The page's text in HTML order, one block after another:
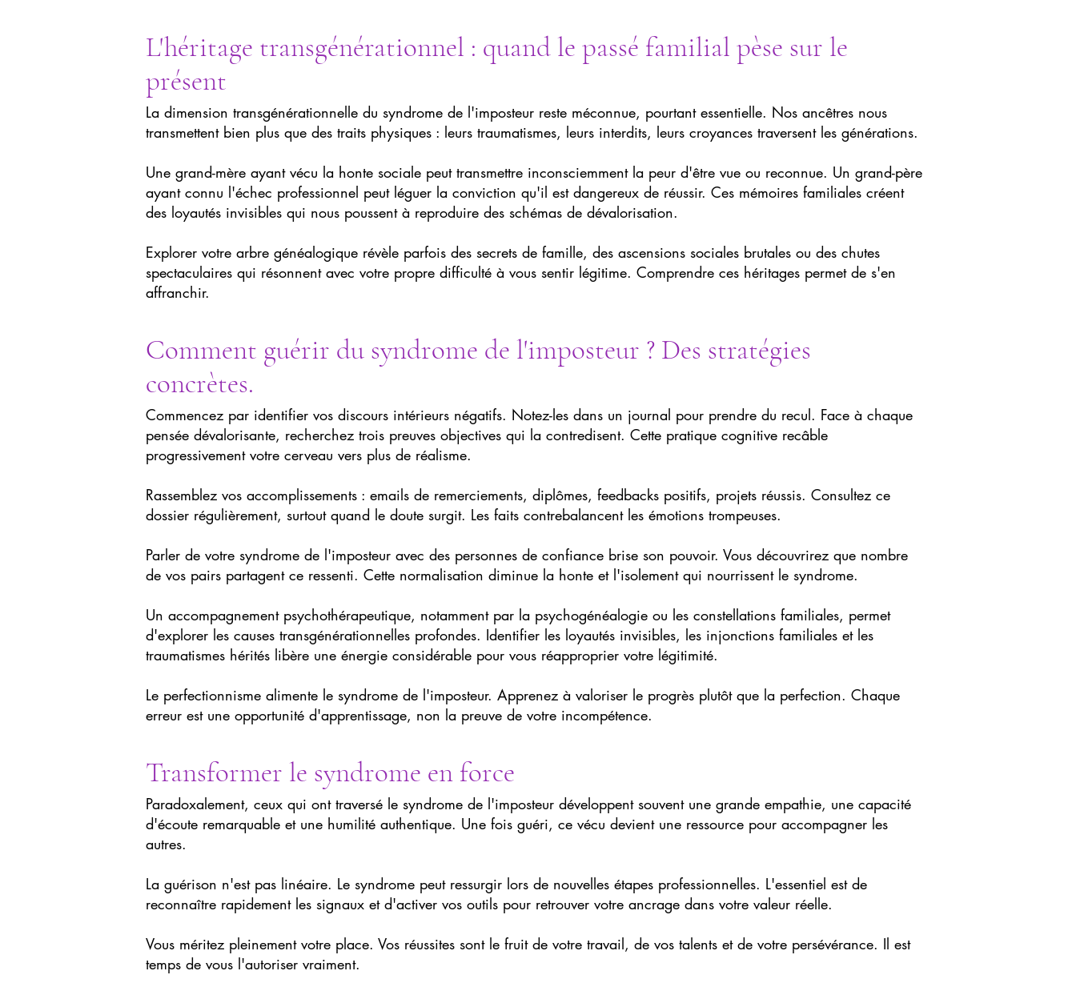
L'héritage transgénérationnel : quand le passé familial pèse sur le
présent
La dimension transgénérationnelle du syndrome de l'imposteur reste méconnue, pourtant essentielle. Nos ancêtres nous
transmettent bien plus que des traits physiques : leurs traumatismes, leurs interdits, leurs croyances traversent les générations.
Une grand-mère ayant vécu la honte sociale peut transmettre inconsciemment la peur d'être vue ou reconnue. Un grand-père
ayant connu l'échec professionnel peut léguer la conviction qu'il est dangereux de réussir. Ces mémoires familiales créent
des loyautés invisibles qui nous poussent à reproduire des schémas de dévalorisation.
Explorer votre arbre généalogique révèle parfois des secrets de famille, des ascensions sociales brutales ou des chutes
spectaculaires qui résonnent avec votre propre difficulté à vous sentir légitime. Comprendre ces héritages permet de s'en
affranchir.
Comment guérir du syndrome de l'imposteur ? Des stratégies
concrètes.
Commencez par identifier vos discours intérieurs négatifs. Notez-les dans un journal pour prendre du recul. Face à chaque
pensée dévalorisante, recherchez trois preuves objectives qui la contredisent. Cette pratique cognitive recâble
progressivement votre cerveau vers plus de réalisme.
Rassemblez vos accomplissements : emails de remerciements, diplômes, feedbacks positifs, projets réussis. Consultez ce
dossier régulièrement, surtout quand le doute surgit. Les faits contrebalancent les émotions trompeuses.
Parler de votre syndrome de l'imposteur avec des personnes de confiance brise son pouvoir. Vous découvrirez que nombre
de vos pairs partagent ce ressenti. Cette normalisation diminue la honte et l'isolement qui nourrissent le syndrome.
Un accompagnement psychothérapeutique, notamment par la psychogénéalogie ou les constellations familiales, permet
d'explorer les causes transgénérationnelles profondes. Identifier les loyautés invisibles, les injonctions familiales et les
traumatismes hérités libère une énergie considérable pour vous réapproprier votre légitimité.
Le perfectionnisme alimente le syndrome de l'imposteur. Apprenez à valoriser le progrès plutôt que la perfection. Chaque
erreur est une opportunité d'apprentissage, non la preuve de votre incompétence.
Transformer le syndrome en force
Paradoxalement, ceux qui ont traversé le syndrome de l'imposteur développent souvent une grande empathie, une capacité
d'écoute remarquable et une humilité authentique. Une fois guéri, ce vécu devient une ressource pour accompagner les
autres.
La guérison n'est pas linéaire. Le syndrome peut ressurgir lors de nouvelles étapes professionnelles. L'essentiel est de
reconnaître rapidement les signaux et d'activer vos outils pour retrouver votre ancrage dans votre valeur réelle.
Vous méritez pleinement votre place. Vos réussites sont le fruit de votre travail, de vos talents et de votre persévérance. Il est
temps de vous l'autoriser vraiment.